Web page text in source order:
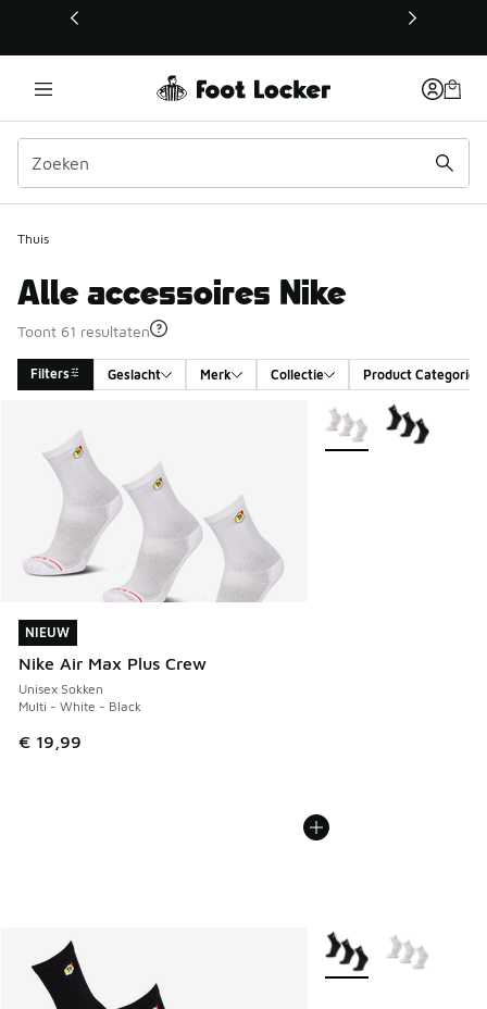
Deze link wordt geopend in een nieuw venster
Thuis
Alle accessoires Nike
Toont 61 resultaten
Filters Geslacht Merk Collectie Product Categorie
NIEUW
Nike Air Max Plus Crew
Unisex Sokken
Multi - White - Black
€ 19,99
NIEUW
Meer kleuren
Meer kleuren